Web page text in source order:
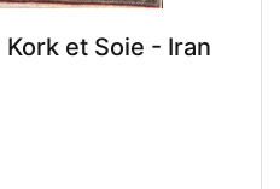
et Soie - Iran